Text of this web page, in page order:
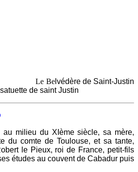
lvédère de Saint-Justin
de saint Justin
au milieu du XIème siècle, sa mère,
du comte de Toulouse, et sa tante,
le Pieux, roi de France, petit-fils
études au couvent de Cabadur puis